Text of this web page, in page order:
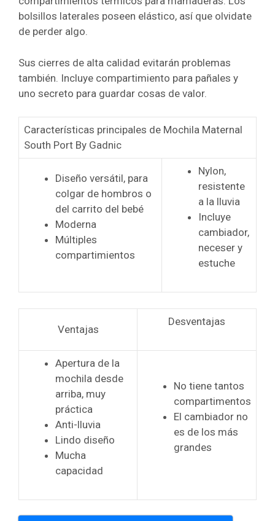
bolsillos laterales poseen elástico, así que olvidate
de perder algo.
Sus cierres de alta calidad evitarán problemas
también. Incluye compartimiento para pañales y
uno secreto para guardar cosas de valor.
Características principales de Mochila Maternal
South Port By Gadnic
Diseño versátil, para
colgar de hombros o
del carrito del bebé
Moderna
Múltiples
compartimientos
Nylon,
resistente
a la lluvia
Incluye
cambiador,
neceser y
estuche
Ventajas
Desventajas
Apertura de la
mochila desde
arriba, muy
práctica
Anti-lluvia
Lindo diseño
Mucha
capacidad
No tiene tantos
compartimentos
El cambiador no
es de los más
grandes